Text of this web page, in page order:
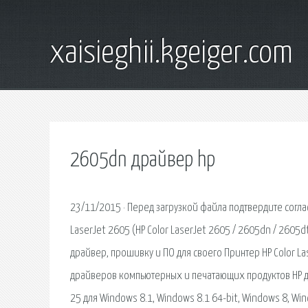
xaisieghii.kgeiger.com
2605dn драйвер hp
23/11/2015 · Перед загрузкой файла подтвердите согласие с лицензией производителя. Драйверы для принтеров серии HP Color LaserJet 2605 (HP Color LaserJet 2605 / 2605dn / 2605dtn) под Windows 10 — XP / 2016 — 2000 и Mac OS X 10.13 Загрузите последний драйвер, прошивку и ПО для своего Принтер HP Color LaserJet серии 2605.Это официальный веб-сайт HP для бесплатного скачивания драйверов компьютерных и печатающих продуктов HP для. Бесплатные драйверы для HP Color LaserJet 2605dn. Найдено драйверов - 25 для Windows 8.1, Windows 8.1 64-bit, Windows 8, Windows 8 64-bit, Windows 7, Windows 7 64-bit, Windows Vista, Windows Vista 64-bit, Windows XP, Windows XP 64-bit, Windows. Установите драйвер для HP Color LaserJet 2605/2605dn/2605dtn PS для Windows 10 x64 или скачайте программу для автоматической установки и обновления драйверов DriverPack Solution. Download the latest driver, firmware, and software for your HP Color LaserJet 2605dn Printer.This is HP's official website to download drivers free of cost for your HP Computing and Printing products for Windows and Mac operating system. 01/07/2017 · Драйвер для HP Color LaserJet 2605 Оригинальный драйвер принтера HP Color LaserJet 2605, предназначенный для и использования. Скачать бесплатно драйвер для принтера HP Color LaserJet 2605dn Размер файла: 76.42 Mb Поддерживаемые Операционные Системы: Windows XP 32 bit, Windows XP 64 bit, Windows Vista 32 bit, Windo. HP Color LaserJet 2605, 2605dn, 2605dtn. продуктов и услуг HP являются явные гарантии. Драйверы принтера для компьютеров Macintosh. Скачать бесплатно драйвер для принтера HP Color LaserJet 2605dn в каталоге системных файлов и утилит drivers.org.ru. Бесплатные драйверы для HP Color LaserJet 2605. Выберите из списка необходимый драйвер для загрузки. 24/11/2015 · Драйверы и прошивки для HP Color LaserJet 2605 для Windows 10 - XP/2016 - 2008 (32/64-bit) и Mac OS X 10.13 - 10.6 на русском языке. Download HP Color LaserJet 2605dn Driver Software for your Windows 10, 8, 7, Vista, XP and Mac OS. Windows 10 64-bit, Windows 10 32-bit, Windows 8.1 64-bit, Windows 8.1 32-bit, Windows 8 64-bit, Windows 8 32-bit, Windows 7 64-bit, Windows 7 32-bit, Windows Vista. Программное обеспечение для компьютеров Macintosh. HP Color LaserJet 2605dn Driver Download, Software, and Setup. This HP Color LaserJet 2605dn may seem a little pricey but begets specifications to support. HP Color LaserJet 2605dn. Узнать цены и подробные характеристики. Смотреть видео обзор, прочитать отзывы и обсудить на форуме. Плюсы, минусы и аналоги. Драйвера для принтера HP Color LaserJet 2605dn В комплект вошли: 1 - HP Universal Print Driver for Windows PCL6 x64 5.1.1.8232 2 - HP Universal Print Driver for Windows PostScript X64 5.1.1. Драйвер HP Color LaserJet 2605 Операционная система: Windows 2000, XP, 7, Vista. Установка происходит через окно о новом оборудовании. Using features in the Macintosh printer driver To clear jams from the duplex area (HP Color LaserJet 2605dn and 2605dtn models only). Скачать драйвера принтеров HP Color LaserJet 2605dn_2605dtn PCL 6 для Windows 7, XP, 10, 8 и 8.1 или установить программу для автоматического обновления драйверов DriverPack Solution. HP Color LaserJet 2605dn Driver & Software Download for Windows 10, 8, 7, Vista, XP and Mac OS. Software Driver for Windows 10, 8.1 and 8 (32-Bit & 64-Bit) - Download (15.9 MB) Software Driver for Windows 7 (32-Bit & 64-Bit) - Download (15.9 MB) Software Driver for Windows XP and Vista. Free drivers for HP Color LaserJet 2605dn. Found 25 files. Please select the driver to download. Additionally, you can choose Operating System to see the drivers that will be compatible Download HP Color LaserJet 2605dn driver and software for Microsoft Windows XP, Vista, 7, 8, 8.1, 10 32-bit - 64-bit Operating System. Скачать HP Color LaserJet 2605dn Firmware v.20120413 бесплатно. Скачать hp 2605dn драйвер. Скачать hp deskjet f 4180 драйвера. Скачать hp pavilion g7 1252er. Learn about HP printers, laptops, драйверы Форум Магазин запасных деталей Службу поддержки Бизнес Премиум Для игр Стандартные. HP Laserjet 2605dn Драйвер HP Color LaserJet 2605dn printer